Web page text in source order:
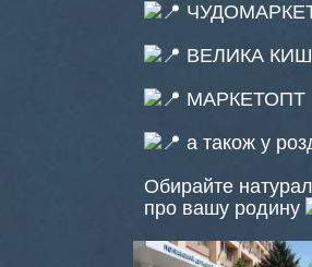
ВЕЛИКА
МАРКЕТОПТ
а також у
Обирайте
про вашу родину